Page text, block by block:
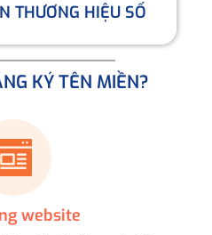
THƯƠNG HIỆU SỐ
KÝ TÊN MIỀN?
website